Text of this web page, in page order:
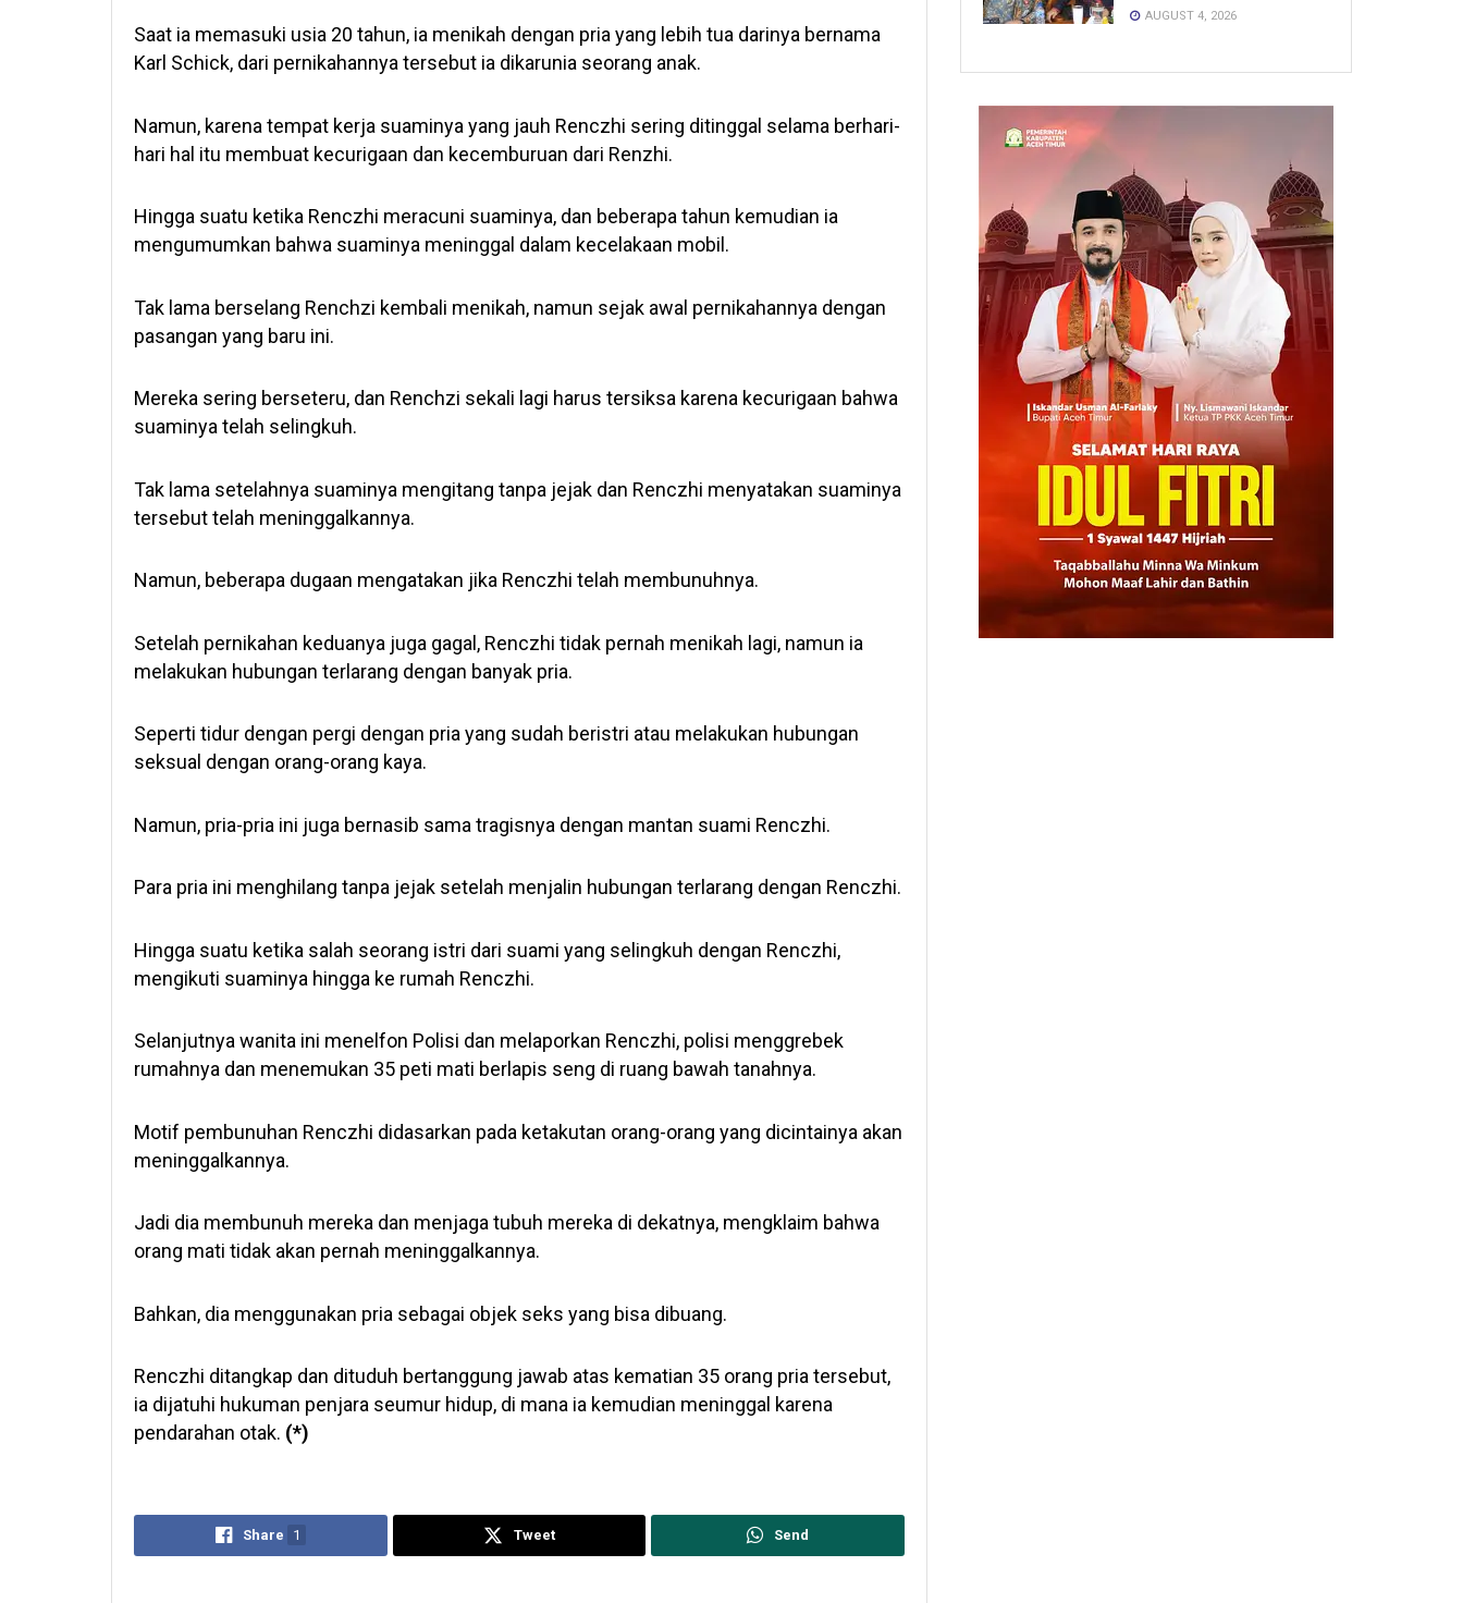
Saat ia memasuki usia 20 tahun, ia menikah dengan pria yang lebih tua darinya bernama
Karl Schick, dari pernikahannya tersebut ia dikarunia seorang anak.
Namun, karena tempat kerja suaminya yang jauh Renczhi sering ditinggal selama berhari-
hari hal itu membuat kecurigaan dan kecemburuan dari Renzhi.
Hingga suatu ketika Renczhi meracuni suaminya, dan beberapa tahun kemudian ia
mengumumkan bahwa suaminya meninggal dalam kecelakaan mobil.
Tak lama berselang Renchzi kembali menikah, namun sejak awal pernikahannya dengan
pasangan yang baru ini.
Mereka sering berseteru, dan Renchzi sekali lagi harus tersiksa karena kecurigaan bahwa
suaminya telah selingkuh.
Tak lama setelahnya suaminya mengitang tanpa jejak dan Renczhi menyatakan suaminya
tersebut telah meninggalkannya.
Namun, beberapa dugaan mengatakan jika Renczhi telah membunuhnya.
Setelah pernikahan keduanya juga gagal, Renczhi tidak pernah menikah lagi, namun ia
melakukan hubungan terlarang dengan banyak pria.
Seperti tidur dengan pergi dengan pria yang sudah beristri atau melakukan hubungan
seksual dengan orang-orang kaya.
Namun, pria-pria ini juga bernasib sama tragisnya dengan mantan suami Renczhi.
Para pria ini menghilang tanpa jejak setelah menjalin hubungan terlarang dengan Renczhi.
Hingga suatu ketika salah seorang istri dari suami yang selingkuh dengan Renczhi,
mengikuti suaminya hingga ke rumah Renczhi.
Selanjutnya wanita ini menelfon Polisi dan melaporkan Renczhi, polisi menggrebek
rumahnya dan menemukan 35 peti mati berlapis seng di ruang bawah tanahnya.
Motif pembunuhan Renczhi didasarkan pada ketakutan orang-orang yang dicintainya akan
meninggalkannya.
Jadi dia membunuh mereka dan menjaga tubuh mereka di dekatnya, mengklaim bahwa
orang mati tidak akan pernah meninggalkannya.
Bahkan, dia menggunakan pria sebagai objek seks yang bisa dibuang.
Renczhi ditangkap dan dituduh bertanggung jawab atas kematian 35 orang pria tersebut,
ia dijatuhi hukuman penjara seumur hidup, di mana ia kemudian meninggal karena
pendarahan otak. (*)
Share 1 Tweet Send
AUGUST 4, 2026